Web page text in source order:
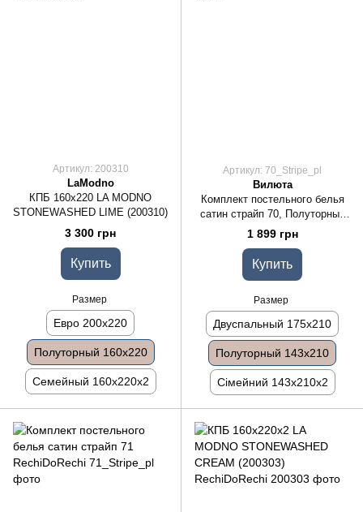
Артикул: 200310
LaModno
КПБ 160х220 LA MODNO
STONEWASHED LIME (200310)
3 300 грн
Купить
Размер
Евро 200x220
Полуторный 160x220
Семейный 160x220x2
Артикул: 70_Stripe_pl
Вилюта
Комплект постельного белья
сатин страйп 70, Полуторный
143x210
1 899 грн
Купить
Размер
Двуспальный 175x210
Полуторный 143x210
Сімейний 143х210х2